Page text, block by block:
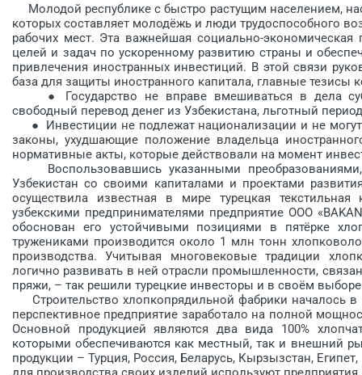
Молодой республике с быст­ро растущим населением,
которых составляет молодёжь и люди трудоспособного
рабочих мест. Эта важнейшая социально-
целей и задач по ускоренному развитию страны и
привлечения иностранных инвестиций. В этой связи
база для защиты иностранного капитала, главные тезисы
● Государство не вправе вмешиваться в дела
свободный перевод денег из Узбекистана, льготный
● Инвестиции не подлежат национализации и не
законы, ухудшающие положение владельца
нормативные акты, которые действовали на момент
Воспользовавшись указанными
Узбекистан со своими капиталами и проектами
осуществила известная в мире турецкая
узбекскими предпринимателями предприятие ООО
обоснован его устойчивыми позициями в пятёрке
тружениками производится около 1 млн тонн
производства. Учитывая многовековые традиции
логично развивать в ней отрасли промышленности,
пряжи, – так решили турецкие инвесторы и в своём
Строительство хлопкопрядильной фабрики началось
перспективное предприятие заработало на полной
Основной продукцией являются два вида 100%
которыми обеспечиваются как местный, так и внешний
продукции – Турция, Россия, Беларусь, Кырзызстан,